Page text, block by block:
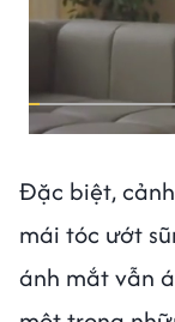
Đặc biệt,
mái tóc ướt
ánh mắt vẫn